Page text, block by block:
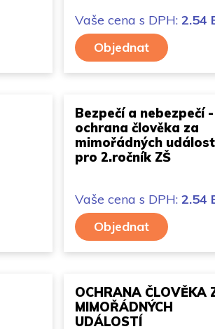
Vaše cena s DPH: 2.54
Objednat
Bezpečí a nebezpečí -
ochrana člověka za
mimořádných
pro 2.ročník ZŠ
Vaše cena s DPH: 2.54
Objednat
OCHRANA ČLOVĚKA
MIMOŘÁDNÝCH
UDÁLOSTÍ